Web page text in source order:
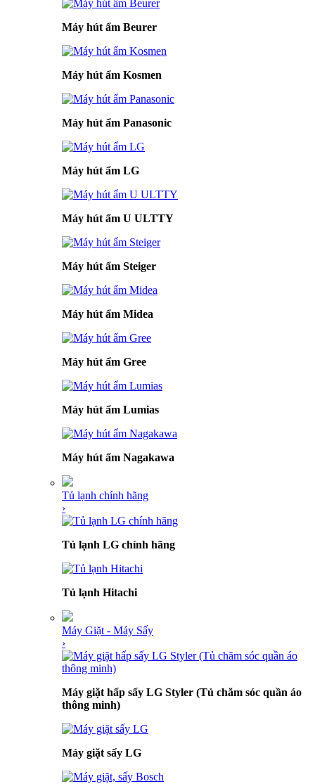
Máy hút ẩm Beurer
Máy hút ẩm Kosmen
Máy hút ẩm Panasonic
Máy hút ẩm LG
Máy hút ẩm U ULTTY
Máy hút ẩm Steiger
Máy hút ẩm Midea
Máy hút ẩm Gree
Máy hút ẩm Lumias
Máy hút ẩm Nagakawa
Tủ lạnh chính hãng
›
Tủ lạnh LG chính hãng
Tủ lạnh Hitachi
Máy Giặt - Máy Sấy
›
Máy giặt hấp sấy LG Styler (Tủ chăm sóc quần áo
thông minh)
Máy giặt sấy LG